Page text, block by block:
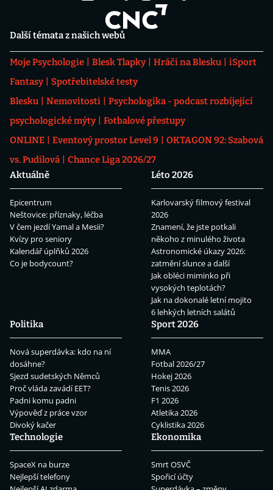
Další témata z našich webů
Moje Psychologie Blesk Tlapky Hráči na Blesku
iSport
Fantasy
Spotřebitelské testy
Blesku
Nemovitosti
Psychologika - podcast rozbíjející
psychologické mýty
Fotbalové přestupy
ONLINE
Eventový prostor Level 9
OKTAGON 92: Szabová
vs. Pudilová
Chance Liga 2026/27
Aktuálně
Epicentrum
Neštovice: příznaky, léčba
V čem jezdí Yamal a Mesii?
Kvízy pro seniory
Kalendář úplňků 2026
Co je bodycount?
Léto 2026
Karlovarský filmový festival
2026
Znamení, že jste potkali
někoho z minulého života
Astronomické úkazy 2026:
zatmění slunce a další
Jak obléci miminko při
vysokých teplotách?
Jak na dokonalé letní mojito
6 lehkých letních salátů
Politika
Nová superdávka: kdo na ní
dosáhne?
Sjezd sudetských Němců
Proč vláda zavádí EET?
Padni komu padni
Výpověď z práce vzor
Divoký kačer
Sport 2026
MMA
Fotbal 2026/27
Hokej 2026
Tenis 2026
F1 2026
Atletika 2026
Cyklistika 2026
Technologie
SpaceX na burze
Nejlepší telefony
Ekonomika
Smrt OSVČ
Spořicí účty